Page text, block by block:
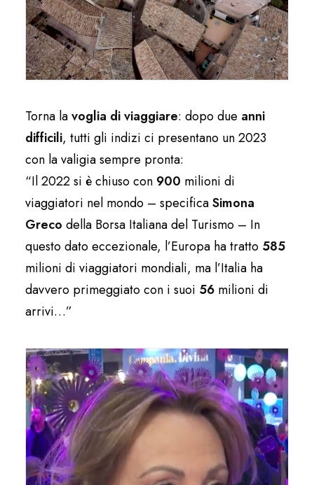
Torna lavoglia di viaggiare: dopo due anni
difficili, tutti gli indizi ci presentano un 2023
con la valigia sempre pronta:
“Il 2022 si è chiuso con 900 milioni di
viaggiatori nel mondo – specificaSimona
Greco della Borsa Italiana del Turismo – In
questo dato eccezionale, l’Europa ha tratto 585
milioni di viaggiatori mondiali, ma l’Italia ha
davvero primeggiato con i suoi 56 milioni di
arrivi…”